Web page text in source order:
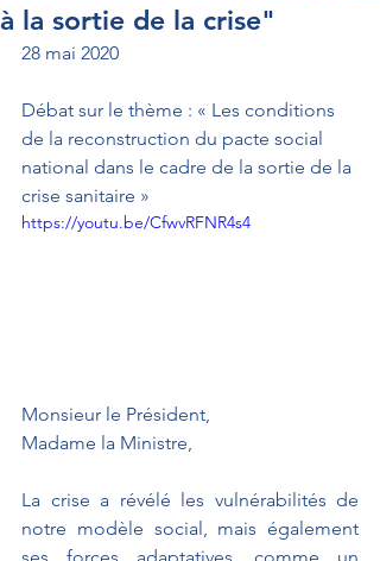
à la sortie de la crise"
28 mai 2020
Débat sur le thème : « Les conditions
de la reconstruction du pacte social
national dans le cadre de la sortie de la
crise sanitaire »
https://youtu.be/CfwvRFNR4s4
Monsieur le Président,
Madame la Ministre,
La crise a révélé les vulnérabilités de
notre modèle social, mais également